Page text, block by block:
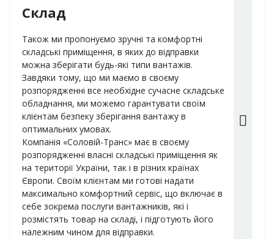
Склад
Також ми пропонуємо зручні та комфортні
складські приміщення, в яких до відправки
можна зберігати будь-які типи вантажів.
Завдяки тому, що ми маємо в своєму
розпорядженні все необхідне сучасне складське
обладнання, ми можемо гарантувати своїм
клієнтам безпеку зберігання вантажу в
оптимальних умовах.
Компанія «Соловій-Транс» має в своєму
розпорядженні власні складські приміщення як
на території України, так і в різних країнах
Європи. Своїм клієнтам ми готові надати
максимально комфортний сервіс, що включає в
себе зокрема послуги вантажників, які і
розмістять товар на складі, і підготують його
належним чином для відправки.